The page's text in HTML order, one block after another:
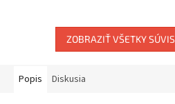
ZOBRAZIŤ VŠETKY
Popis Diskusia